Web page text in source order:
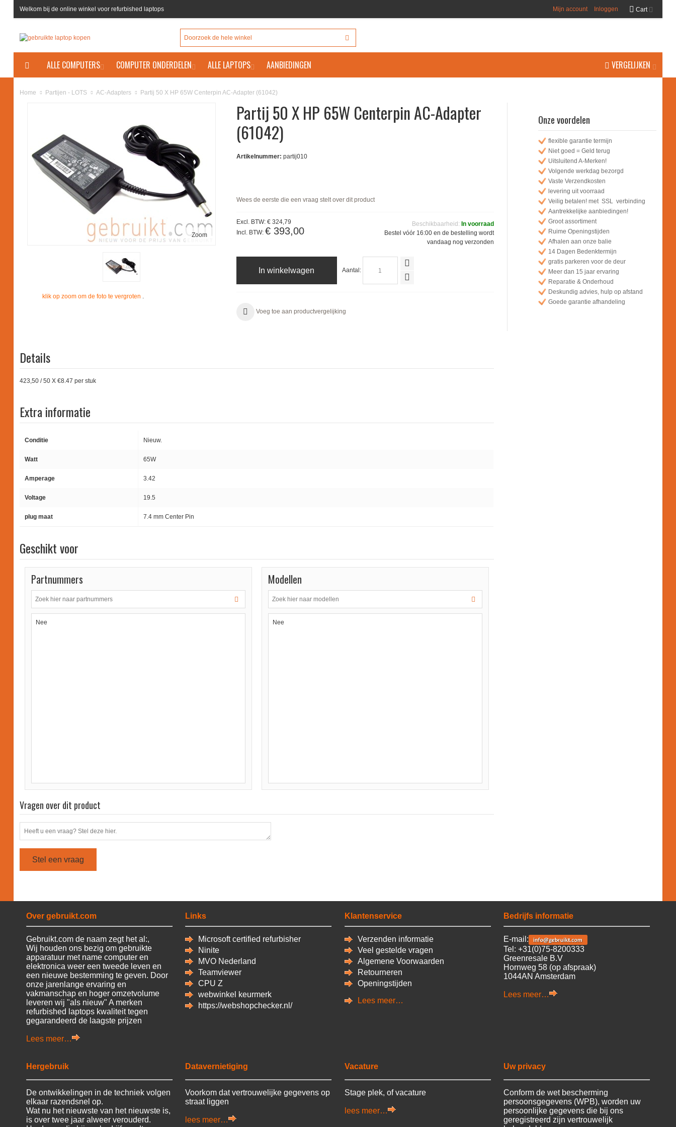
Welkom bij de online winkel voor refurbished laptops Cart
Mijn account Inloggen
VERGELIJKEN
ALLE COMPUTERS COMPUTER ONDERDELEN ALLE LAPTOPS AANBIEDINGEN
Home Partijen - LOTS AC-Adapters Partij 50 X HP 65W Centerpin AC-Adapter (61042)
Zoom
klik op zoom om de foto te vergroten .
Partij 50 X HP 65W Centerpin AC-Adapter
(61042)
Artikelnummer: partij010
Wees de eerste die een vraag stelt over dit product
Beschikbaarheid: In voorraad
Bestel vóór 16:00 en de bestelling wordt
vandaag nog verzonden
Excl. BTW: € 324,79
Incl. BTW: € 393,00
Aantal:
In winkelwagen
Voeg toe aan productvergelijking
Onze voordelen
flexible garantie termijn
Niet goed = Geld terug
Uitsluitend A-Merken!
Volgende werkdag bezorgd
Vaste Verzendkosten
levering uit voorraad
Veilig betalen! met SSL verbinding
Aantrekkelijke aanbiedingen!
Groot assortiment
Ruime Openingstijden
Afhalen aan onze balie
14 Dagen Bedenktermijn
gratis parkeren voor de deur
Meer dan 15 jaar ervaring
Reparatie & Onderhoud
Deskundig advies, hulp op afstand
Goede garantie afhandeling
Details
423,50 / 50 X €8.47 per stuk
Extra informatie
Conditie Nieuw.
Watt 65W
Amperage 3.42
Voltage 19.5
plug maat 7.4 mm Center Pin
Geschikt voor
Partnummers
Nee
Modellen
Nee
Vragen over dit product
Stel een vraag
Over gebruikt.com
Gebruikt.com de naam zegt het al:,
Wij houden ons bezig om gebruikte
apparatuur met name computer en
elektronica weer een tweede leven en
een nieuwe bestemming te geven. Door
onze jarenlange ervaring en
vakmanschap en hoger omzetvolume
leveren wij "als nieuw" A merken
refurbished laptops kwaliteit tegen
gegarandeerd de laagste prijzen
Lees meer…
Links
Microsoft certified refurbisher
Ninite
MVO Nederland
Teamviewer
CPUZ
webwinkel keurmerk
https://webshopchecker.nl/
Klantenservice
Verzenden informatie
Veel gestelde vragen
Algemene Voorwaarden
Retourneren
Openingstijden
Lees meer…
Bedrijfs informatie
E-mail:
Tel: +31(0)75-8200333
Greenresale B.V
Hornweg 58 (op afspraak)
1044AN Amsterdam
Lees meer…
Hergebruik
De ontwikkelingen in de techniek volgen
elkaar razendsnel op.
Wat nu het nieuwste van het nieuwste is,
is over twee jaar alweer verouderd.
Datavernietiging
Voorkom dat vertrouwelijke gegevens op
straat liggen
lees meer…
Vacature
Stage plek, of vacature
lees meer…
Uw privacy
Conform de wet bescherming
persoonsgegevens (WPB), worden uw
persoonlijke gegevens die bij ons
geregistreerd zijn vertrouwelijk